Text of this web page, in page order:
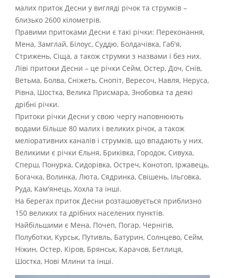
малих приток Десни у вигляді річок та струмків –
близько 2600 кілометрів.
Правими притоками Десни є такі річки: Переконання,
Мена, Замглай, Білоус, Суддю, Болдачівка, Габ'я,
Стрижень, Сіща, а також струмки з назвами і без них.
Ліві притоки Десни – це річки Сейм, Остер, Доч, Снів,
Ветьма, Болва, Сніжеть, Снопіт, Вересоч, Навля, Неруса,
Рівна, Шостка, Велика Присмара, Знобовка та деякі
дрібні річки.
Притоки річки Десни у свою чергу наповнюють
водами більше 80 малих і великих річок, а також
меліоративних каналів і струмків, що впадають у них.
Великими є річки Єльня, Бриківка, Городок, Сивуха,
Сперш, Понурка, Сидорівка, Остреч, Конотоп, Іржавець,
Богачка, Волинка, Люта, Сядринка, Свішень, Ільговка,
Руда, Кам'янець, Хохла та інші.
На берегах приток Десни розташовується приблизно
150 великих та дрібних населених пунктів.
Найбільшими є Мена, Почеп, Погар, Чернігів,
Полуботки, Курськ, Путивль, Батурин, Солнцево, Сейм,
Ніжин, Остер, Кіров, Брянськ, Карачов, Бетлиця,
Шостка, Нові Млини та інші.